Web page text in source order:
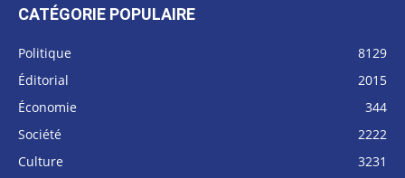
CATÉGORIE POPULAIRE
Politique
8129
Éditorial
2015
Économie
344
Société
2222
Culture
3231